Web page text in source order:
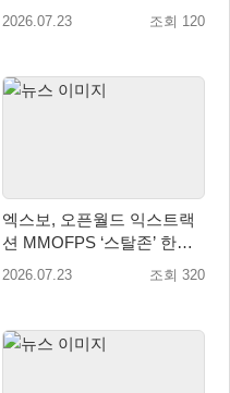
규 SSR 2종 추가
2026.07.23 조회 120
엑스보, 오픈월드 익스트랙
션 MMOFPS ‘스탈존’ 한국
정식 출시
2026.07.23 조회 320